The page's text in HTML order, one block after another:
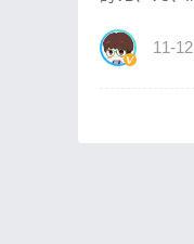
11-12